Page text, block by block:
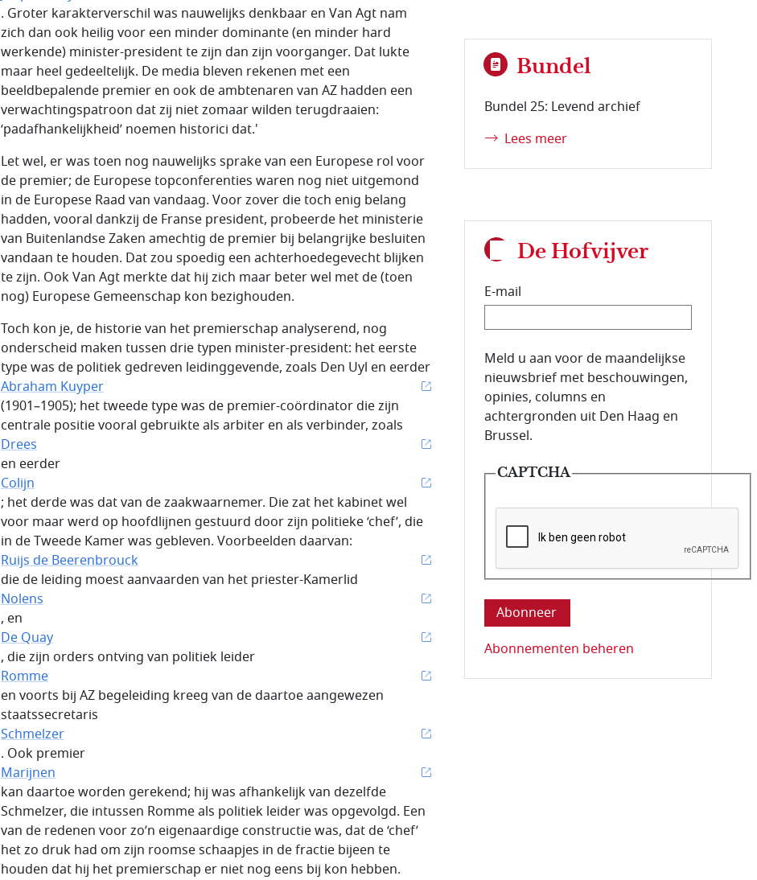
. Groter karakterverschil was nauwelijks denkbaar en Van Agt nam
zich dan ook heilig voor een minder dominante (en minder hard
werkende) minister-president te zijn dan zijn voorganger. Dat lukte
maar heel gedeeltelijk. De media bleven rekenen met een
beeldbepalende premier en ook de ambtenaren van AZ hadden een
verwachtingspatroon dat zij niet zomaar wilden terugdraaien:
‘padafhankelijkheid’ noemen historici dat.'
Let wel, er was toen nog nauwelijks sprake van een Europese rol voor
de premier; de Europese topconferenties waren nog niet uitgemond
in de Europese Raad van vandaag. Voor zover die toch enig belang
hadden, vooral dankzij de Franse president, probeerde het ministerie
van Buitenlandse Zaken amechtig de premier bij belangrijke besluiten
vandaan te houden. Dat zou spoedig een achterhoedegevecht blijken
te zijn. Ook Van Agt merkte dat hij zich maar beter wel met de (toen
nog) Europese Gemeenschap kon bezighouden.
Toch kon je, de historie van het premierschap analyserend, nog
onderscheid maken tussen drie typen minister-president: het eerste
type was de politiek gedreven leidinggevende, zoals Den Uyl en eerder
Abraham Kuyper
(1901–1905); het tweede type was de premier-coördinator die zijn
centrale positie vooral gebruikte als arbiter en als verbinder, zoals
Drees
en eerder
Colijn
; het derde was dat van de zaakwaarnemer. Die zat het kabinet wel
voor maar werd op hoofdlijnen gestuurd door zijn politieke ‘chef’, die
in de Tweede Kamer was gebleven. Voorbeelden daarvan:
Ruijs de Beerenbrouck
die de leiding moest aanvaarden van het priester-Kamerlid
Nolens
, en
De Quay
, die zijn orders ontving van politiek leider
Romme
en voorts bij AZ begeleiding kreeg van de daartoe aangewezen
staatssecretaris
Schmelzer
. Ook premier
Marijnen
kan daartoe worden gerekend; hij was afhankelijk van dezelfde
Schmelzer, die intussen Romme als politiek leider was opgevolgd. Een
van de redenen voor zo’n eigenaardige constructie was, dat de ‘chef’
het zo druk had om zijn roomse schaapjes in de fractie bijeen te
houden dat hij het premierschap er niet nog eens bij kon hebben.
Bundel
Bundel 25: Levend archief
Lees meer
De Hofvijver
E-mail
E-mailadres van de abonnee.
Meld u aan voor de maandelijkse
nieuwsbrief met beschouwingen,
opinies, columns en
achtergronden uit Den Haag en
Brussel.
CAPTCHA
Deze vraag is om te controleren dat u
Abonnementen beheren